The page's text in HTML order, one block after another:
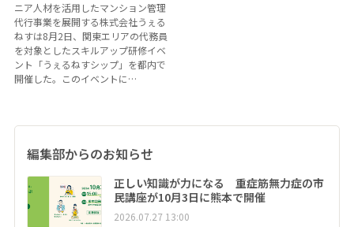
ニア人材を活用したマンション管理
代行事業を展開する株式会社うぇる
ねすは8月2日、関東エリアの代務員
を対象としたスキルアップ研修イベ
ント「うぇるねすシップ」を都内で
開催した。このイベントに…
編集部からのお知らせ
正しい知識が力になる 重症筋無力症の市
民講座が10月3日に熊本で開催
2026.07.27 13:00